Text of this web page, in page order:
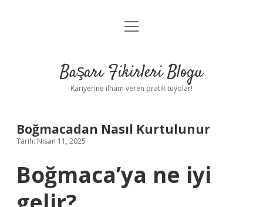
Anasayfa
Yasal Uyarı
menüyü
Başarı Fikirleri Blogu
Kariyerine ilham veren pratik tüyolar!
Boğmacadan Nasıl Kurtulunur
Tarih: Nisan 11, 2025
Boğmaca’ya ne iyi